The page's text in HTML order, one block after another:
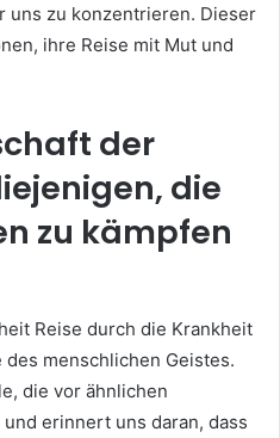
uns zu konzentrieren. Dieser
ihre Reise mit Mut und
der
die
zu kämpfen
Reise durch die Krankheit
menschlichen Geistes.
die vor ähnlichen
erinnert uns daran, dass